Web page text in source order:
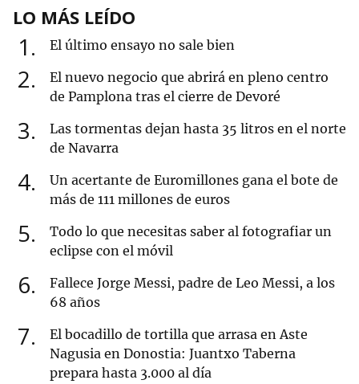
LO MÁS LEÍDO
1 El último ensayo no sale bien
2
El nuevo negocio que abrirá en pleno centro
de Pamplona tras el cierre de Devoré
3
Las tormentas dejan hasta 35 litros en el norte
de Navarra
4
Un acertante de Euromillones gana el bote de
más de 111 millones de euros
5
Todo lo que necesitas saber al fotografiar un
eclipse con el móvil
6
Fallece Jorge Messi, padre de Leo Messi, a los
68 años
7
El bocadillo de tortilla que arrasa en Aste
Nagusia en Donostia: Juantxo Taberna
prepara hasta 3.000 al día